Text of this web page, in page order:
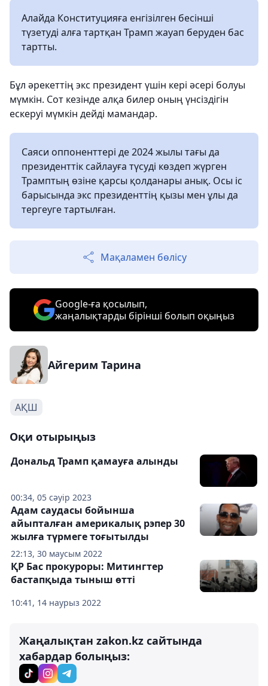
Алайда Конституцияға енгізілген бесінші
түзетуді алға тартқан Трамп жауап беруден бас
тартты.
Бұл әрекеттің экс президент үшін кері әсері болуы
мүмкін. Сот кезінде алқа билер оның үнсіздігін
ескеруі мүмкін дейді мамандар.
Саяси оппоненттері де 2024 жылы тағы да
президенттік сайлауға түсуді көздеп жүрген
Трамптың өзіне қарсы қолданары анық. Осы іс
барысында экс президенттің қызы мен ұлы да
тергеуге тартылған.
Мақаламен бөлісу
Google-ға қосылып,
жаңалықтарды бірінші болып оқыңыз
Айгерим Тарина
АҚШ
Оқи отырыңыз
00:34, 05 сәуір 2023
Дональд Трамп қамауға алынды
22:13, 30 маусым 2022
Адам саудасы бойынша
айыпталған америкалық рэпер 30
жылға түрмеге тоғытылды
10:41, 14 наурыз 2022
ҚР Бас прокуроры: Митингтер
бастапқыда тыныш өтті
Жаңалықтан zakon.kz сайтында
хабардар болыңыз: